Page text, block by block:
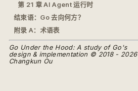
第 21 章 AI Agent 运行时
结束语：Go 去向何方？
附录 A：术语表
Go Under the Hood: A study of Go's
design & implementation © 2018 - 2026
Changkun Ou